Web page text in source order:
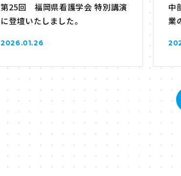
第25回 福岡県看護学会 特別講演
に登壇いたしました。
2026.01.26
中
業